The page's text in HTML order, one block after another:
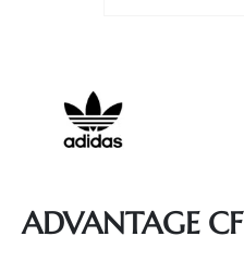
ADVANTAGE CF